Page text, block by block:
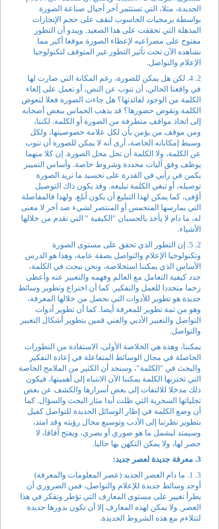
الجديدة، مثلا، التي تستثمر آخر أجيال صناعة الصورة
بواسطة برمجيات الحاسوب لنقف على حجم الإنجازات
المذهلة التي تحققت على هذا الصعيد. ويبدو أن التطور
مفتوح على مصراعيه لإعطاء الصورة موقعا أكبر مما
نشاهده الآن تحت تأثير التطور غير المتوقف لتكنولوجيا
الإعلام والتواصل.
2. 4. لكن هل يمكن للصورة، رغم المكانة التي صارت لها
في واقعنا الحالي، أن تنوب عن النص، أو تعمل على إلغاء
الكلمة من الوجود لفائدتها؟ هل جاءت الصورة فعلا لتعوض
الكلمة وتقوض حضورها؟ قد يذهب الحماس ببعض أصحابه
إلى اتخاذ مواقف متطرفة من الصورة أو الكلمة. لكننا،
ومن موقف من يؤمن بأن لكل علامة خصوصيتها، ولكل
وسيط إمكاناته الخاصة، أرى أنه لا يمكن للصورة أن تنوب
عن الكلمة، ولا الكلمة أن تحل محل الصورة. إن كلا منهما
يوظف وفق آليات محددة وشروط خاصة. وأساس التمييز
يكمن في رأيي في القدرة على تجسيد ما تريد الصورة
توصيله، أو تبغي الكلمة تبليغه. وقد يكون ذاك التوصيل
أوْفى، كما يمكن لهذا التبليغ أن يكون أبلغ. ولهذا فالمفاضلة
التي يمارسها المتحمس أو المنتصر لشيء ضد آخر لا معنى
له، ما دام لا يأخذ بالحسبان "الكيفية " التي تقدم من خلالها
الأشياء.
2. 5. إن التطور الذي تحقق على مستوى الصورة
وتكنولوجيا الإعلام والتواصل بصفة عامة، وهذا هو الدرس
الأساس الذي يمكننا استخلاصه، ونحن نبحث في الكلمة،
جدد كيفية التعامل مع العالم وفهمه والتعبير عنه وأعطى
زخما متجددا للعمل والتفكير. كما أن اختراع وتطوير وسائط
جديدة هو تطوير للأدوات التي نحصل من خلالها المعرفة،
وهو من ثمة تطوير للمعرفة أيضا. كما أن تطوير أدوات
التواصل والتعبير الأدبي والفني قمين بتطوير أشكال التعبير
والتواصل.
يمكننا، وهذه هي الخلاصة الأولى، الاستفادة من التطورات
الحاصلة في مجال الوسائط المتفاعلة في إعادة التفكير
والبحث في "الكلمة"، وسنجد أن الكثير من الملامح الخاصة
التي تختزنها الكلمة يمكننا الآن الانتباه إلى أهميتها، فيكون
ذلك مدخلا للالتفات إلى بعض أسرارها والكشف عن بعض
تجلياتها السحرية التي ظلت أبدا مثار البحث والسؤال. كما
أن وضع الكلمة في إطار الوسائل الجديدة للتواصل كفيل
بتطوير نظرتنا إلى الأدب وتوسيع مجال رؤيته وقد امتد،
وسيمتد ليشمل ما هو صوري أو بصري، ويفتح آفاقا، لا
حصر لها، ولا يمكن التكهن بها حاليا.
3. معرفة جديدة لعصر جديد:
3. 1. ما دام العصر الجديد (عصر المعلومات والمعرفة)
أوجد وسائط جديدة للإعلام والتواصل، فمن الضروري أن
يطرأ تغيير على مستوى المعارف التي تؤطر وتفكر في هذا
العصر. ولا يمكن لهذه المعارف إلا أن تكون بدورها جديدة
لتتلاءم مع هذه الشروط الجديدة.